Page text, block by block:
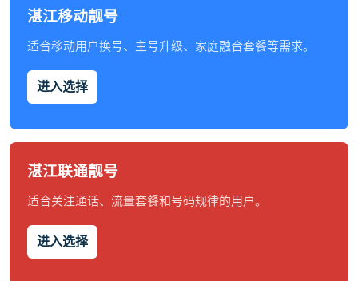
湛江移动靓号
适合移动用户换号、主号升级、家庭融合套餐等需求。
进入选择
湛江联通靓号
适合关注通话、流量套餐和号码规律的用户。
进入选择